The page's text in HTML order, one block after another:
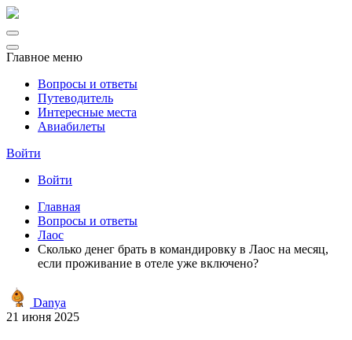
Главное меню
Вопросы и ответы
Путеводитель
Интересные места
Авиабилеты
Войти
Войти
Главная
Вопросы и ответы
Лаос
Сколько денег брать в командировку в Лаос на месяц,
если проживание в отеле уже включено?
Danya
21 июня 2025